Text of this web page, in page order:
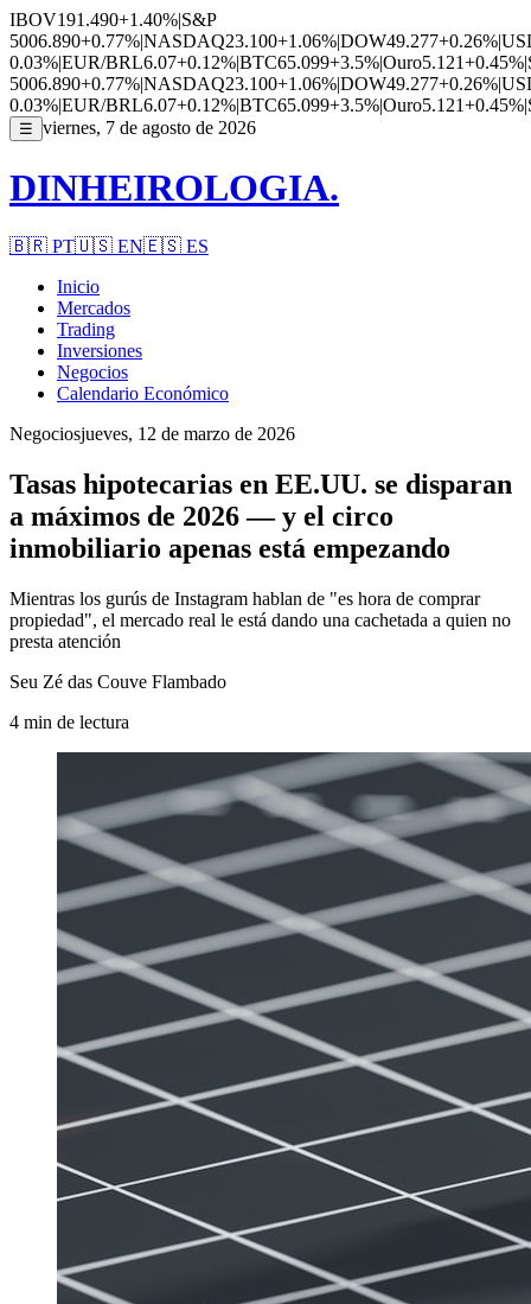
IBOV191.490+1.40%|S&P
5006.890+0.77%|NASDAQ23.100+1.06%|DOW49.277+0.26%|
0.03%|EUR/BRL6.07+0.12%|BTC65.099+3.5%|Ouro5.121+0.45%|
5006.890+0.77%|NASDAQ23.100+1.06%|DOW49.277+0.26%|
0.03%|EUR/BRL6.07+0.12%|BTC65.099+3.5%|Ouro5.121+0.45%|
☰ viernes, 7 de agosto de 2026
DINHEIROLOGIA.
🇧🇷 PT🇺🇸 EN🇪🇸 ES
Inicio
Mercados
Trading
Inversiones
Negocios
Calendario Económico
Negociosjueves, 12 de marzo de 2026
Tasas hipotecarias en EE.UU. se disparan
a máximos de 2026 — y el circo
inmobiliario apenas está empezando
Mientras los gurús de Instagram hablan de "es hora de comprar
propiedad", el mercado real le está dando una cachetada a quien no
presta atención
Seu Zé das Couve Flambado
4 min de lectura